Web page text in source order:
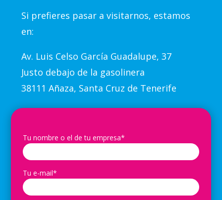
Si prefieres pasar a visitarnos, estamos
en:
Av. Luis Celso García Guadalupe, 37
Justo debajo de la gasolinera
38111 Añaza, Santa Cruz de Tenerife
Tu nombre o el de tu empresa*
Tu e-mail*